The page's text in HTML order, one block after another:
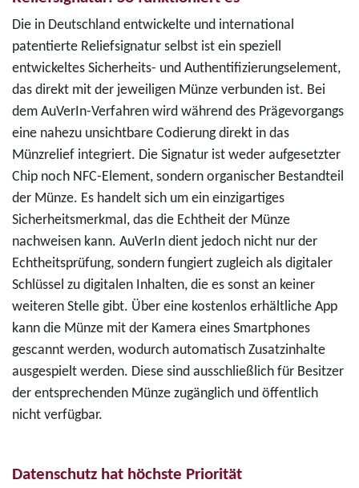
Die in Deutschland entwickelte und international
patentierte Reliefsignatur selbst ist ein speziell
entwickeltes Sicherheits- und Authentifizierungselement,
das direkt mit der jeweiligen Münze verbunden ist. Bei
dem AuVerIn-Verfahren wird während des Prägevorgangs
eine nahezu unsichtbare Codierung direkt in das
Münzrelief integriert. Die Signatur ist weder aufgesetzter
Chip noch NFC-Element, sondern organischer Bestandteil
der Münze. Es handelt sich um ein einzigartiges
Sicherheitsmerkmal, das die Echtheit der Münze
nachweisen kann. AuVerIn dient jedoch nicht nur der
Echtheitsprüfung, sondern fungiert zugleich als digitaler
Schlüssel zu digitalen Inhalten, die es sonst an keiner
weiteren Stelle gibt. Über eine kostenlos erhältliche App
kann die Münze mit der Kamera eines Smartphones
gescannt werden, wodurch automatisch Zusatzinhalte
ausgespielt werden. Diese sind ausschließlich für Besitzer
der entsprechenden Münze zugänglich und öffentlich
nicht verfügbar.
Datenschutz hat höchste Priorität